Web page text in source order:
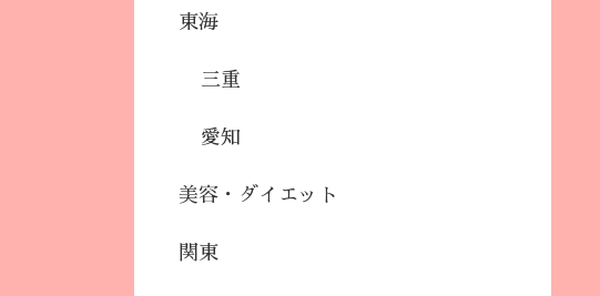
東海
三重
愛知
美容・ダイエット
関東